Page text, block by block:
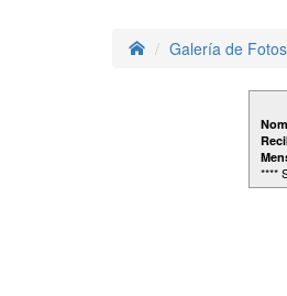
Galería de Fotos
****